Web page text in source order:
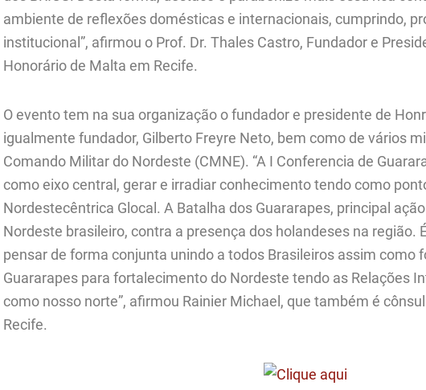
ambiente de reflexões domésticas e internacionais, cumprindo,
institucional”, afirmou o Prof. Dr. Thales Castro, Fundador e
Honorário de Malta em Recife.
O evento tem na sua organização o fundador e presidente de
igualmente fundador, Gilberto Freyre Neto, bem como de vários
Comando Militar do Nordeste (CMNE). “A I Conferencia de
como eixo central, gerar e irradiar conhecimento tendo como
Nordestecêntrica Glocal. A Batalha dos Guararapes, principal
Nordeste brasileiro, contra a presença dos holandeses na região.
pensar de forma conjunta unindo a todos Brasileiros assim como
Guararapes para fortalecimento do Nordeste tendo as Relações
como nosso norte”, afirmou Rainier Michael, que também é
Recife.